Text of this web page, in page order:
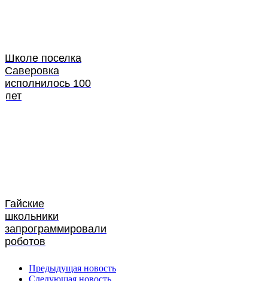
Школе поселка
Саверовка
исполнилось 100
лет
Гайские
школьники
запрограммировали
роботов
Предыдущая новость
Следующая новость